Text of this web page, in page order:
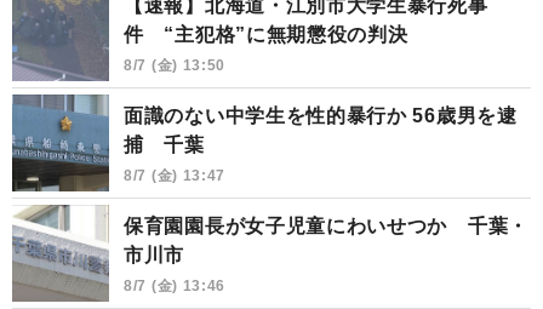
【速報】北海道・江別市大学生暴行死事
件 “主犯格”に無期懲役の判決
8/7 (金) 13:50
面識のない中学生を性的暴行か 56歳男を逮
捕 千葉
8/7 (金) 13:47
保育園園長が女子児童にわいせつか 千葉・
市川市
8/7 (金) 13:46